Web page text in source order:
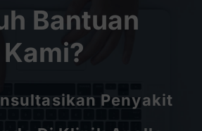
Bantuan
Kami?
Penyakit